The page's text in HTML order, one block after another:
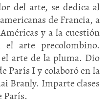
del arte, se dedica al
de Francia, a
y a la cuestión
el arte precolombino.
arte de la pluma. Dio
París I y colaboró en la
Branly. Imparte clases
París.